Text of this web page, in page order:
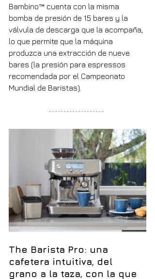
Bambino™ cuenta con la misma
bomba de presión de 15 bares y la
válvula de descarga que la acompaña,
lo que permite que la máquina
produzca una extracción de nueve
bares (la presión para espressos
recomendada por el Campeonato
Mundial de Baristas).
The Barista Pro: una
cafetera intuitiva, del
grano a la taza, con la que